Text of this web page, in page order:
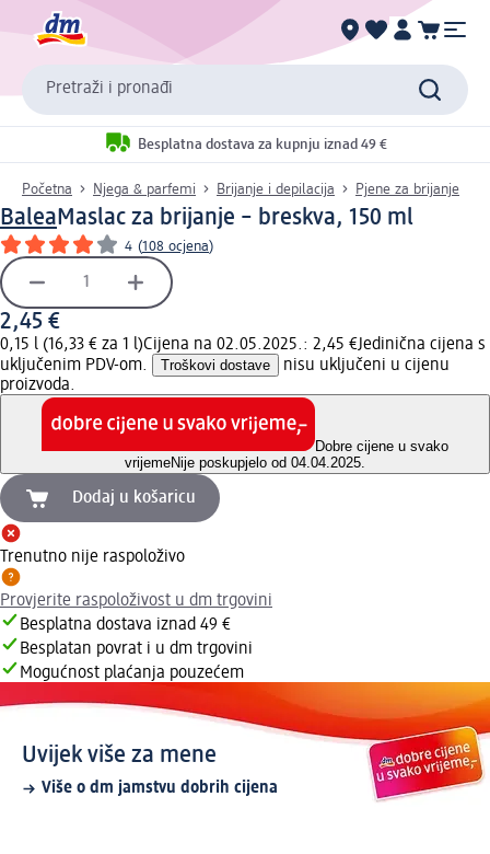
Pretraži i pronađi
Besplatna dostava za kupnju iznad 49 €
Početna Njega & parfemi Brijanje i depilacija Pjene za brijanje
BaleaMaslac za brijanje – breskva, 150 ml
4 (108 ocjena)
2,45 €
0,15 l (16,33 € za 1 l)Cijena na 02.05.2025.: 2,45 €Jedinična cijena s
uključenim PDV-om.
Troškovi dostave
nisu uključeni u cijenu
proizvoda.
Dobre cijene u svako
vrijemeNije poskupjelo od 04.04.2025.
Dodaj u košaricu
Trenutno nije raspoloživo
Provjerite raspoloživost u dm trgovini
Besplatna dostava iznad 49 €
Besplatan povrat i u dm trgovini
Mogućnost plaćanja pouzećem
Uvijek više za mene
Više o dm jamstvu dobrih cijena